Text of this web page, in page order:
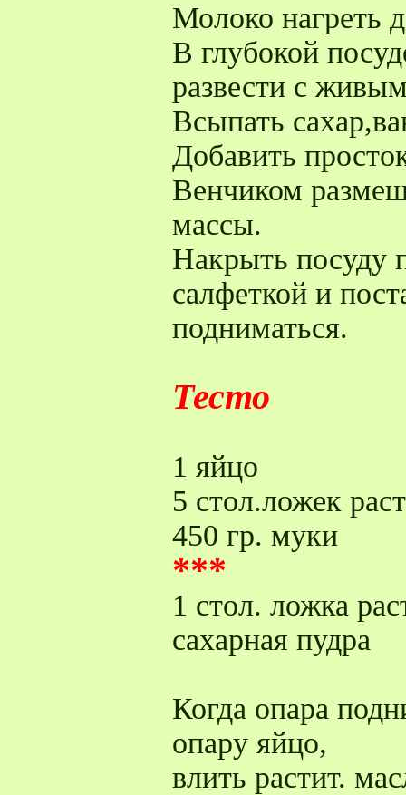
Молоко нагреть
В глубокой
развести с
Всыпать
Добавить
Венчиком
массы.
Накрыть посуду
салфеткой и
подниматься.
Тесто
1 яйцо
5 стол.ложек
450 гр. муки
***
1 стол. ложка
сахарная пудра
Когда опара
опару яйцо,
влить растит.